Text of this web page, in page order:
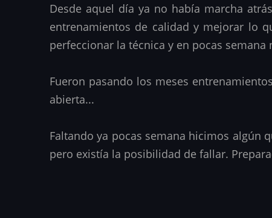
Desde aquel día ya no había marcha
entrenamientos de calidad y mejorar lo
perfeccionar la técnica y en pocas
Fueron pasando los meses
abierta...
Faltando ya pocas semana hicimos algún
pero existía la posibilidad de fallar.